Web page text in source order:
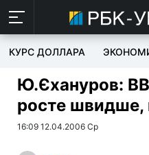
КУРС ДОЛЛАРА
Ю.Єхануров:
росте швидше,
16:09 12.04.2006 Ср